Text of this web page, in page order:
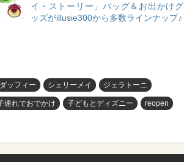
イ・ストーリー」バッグ＆お出かけグ
ッズがillusie300から多数ラインナップ♪
ダッフィー シェリーメイ ジェラトーニ
連れでおでかけ 子どもとディズニー reopen